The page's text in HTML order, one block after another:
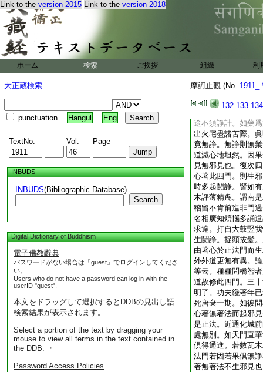
Link to the version 2015 Link to the version 2018
ホーム 検索 ご挨拶 組織 利
大正蔵検索
punctuation Hangul Eng
TextNo. Vol. Page
INBUDS
INBUDS(Bibliographic Database)
Search
Digital Dictionary of Buddhism
電子佛教辭典
パスワードがない場合は「guest」でログインしてくださ
い。
Users who do not have a password can log in with the
userID "guest".
本文をドラッグして選択するとDDBの見出し語
検索結果が表示されます。
Select a portion of the text by dragging your
mouse to view all terms in the text contained in
the DDB. ・
Password Access Policies
摩訶止觀 (No. 1911_
132 133 134
道密悟。而其法門
由著心著於著法因
生邪見也。若三藏
法。體是清淨滅煩
一百年。十萬人出
十萬人出家。一萬
不著無著法。發心
滅朝不保夕。志求
起戲論。譬如有人
途不須諍計。如藥
出火宅盡諸苦際。
竟無諍。無諍則無
道滅心地坦然。因
見無邪見也。復次
心著此四門。則生
時多起鬪諍。譬如
木評薄精麁。謂南
稽留不肯前進非門
名相廣知煩惱多誦
求達。打自大鼓竪
生鬪諍。捉頭拔髮
由著心於正法門而
外外道更無有異。
等云。種種問橋智
道故修此四門。三
明了。功夫纔著年
死唐棄一期。如彼
心著無著法而起邪
是正法。近通化城
處無別。如天門直
倶得通進。若數瓦
法門若因若果倶無
著無著法不生邪見